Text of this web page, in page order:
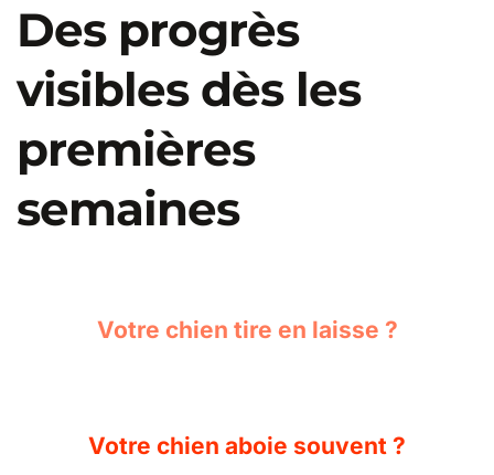
Des progrès
visibles dès les
premières
semaines
Votre chien tire en laisse ?
Votre chien aboie souvent ?